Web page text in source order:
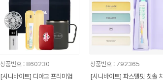
상품번호 : 860230
[시니바이트] 디아고 프리미엄
상품번호 : 792365
[시니바이트] 파스텔핏 칫솔 치